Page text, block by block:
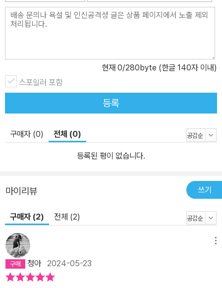
현재 0/280byte (한글 140자 이내)
스포일러 포함
등록
구매자 (0) 전체 (0)
등록된 평이 없습니다.
마이리뷰 쓰기
구매자 (2) 전체 (2)
청아2024-05-23